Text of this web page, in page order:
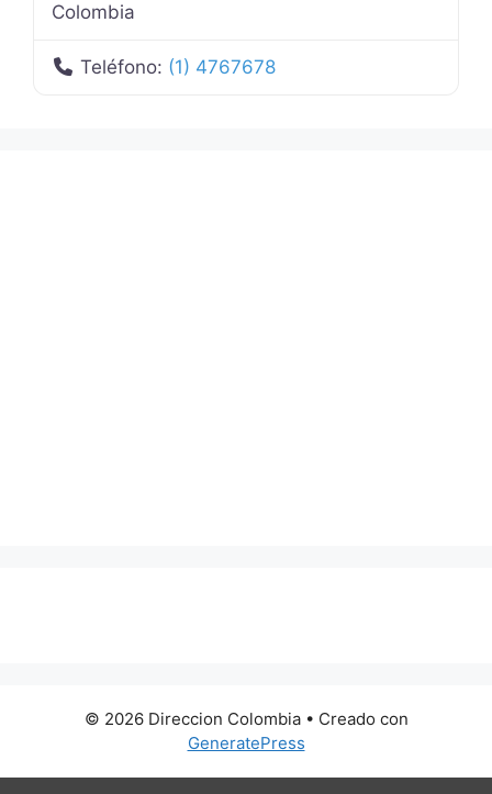
Colombia
Teléfono: (1) 4767678
© 2026 Direccion Colombia• Creado con
GeneratePress